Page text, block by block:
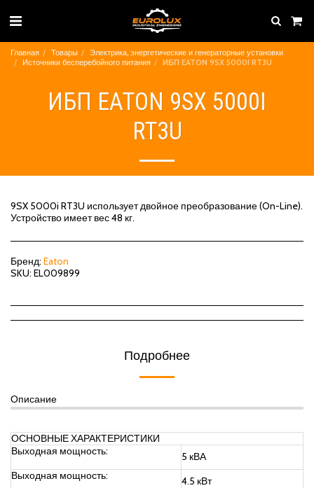
Главная Товары
Электрика, энергетические и генераторные установки
Источники бесперебойного питания
ИБП EATON 9SX 5000I RT3U
ИБП EATON 9SX 5000I
RT3U
9SX 5000i RT3U использует двойное преобразование (On-Line).
Устройство имеет вес 48 кг.
Бренд: Eaton
SKU: EL009899
Подробнее
Описание
ОСНОВНЫЕ ХАРАКТЕРИСТИКИ
Выходная мощность:
5 кВА
Выходная мощность:
4.5 кВт